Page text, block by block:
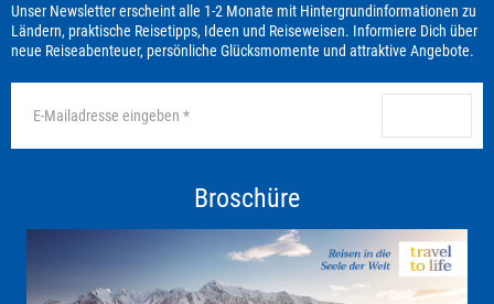
Unser Newsletter erscheint alle 1-2 Monate mit Hintergrundinformationen zu
Ländern, praktische Reisetipps, Ideen und Reiseweisen. Informiere Dich über
neue Reiseabenteuer, persönliche Glücksmomente und attraktive Angebote.
Broschüre